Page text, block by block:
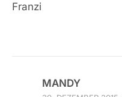
Franzi
MANDY